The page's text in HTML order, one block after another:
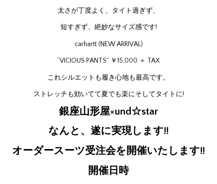
太さが丁度よく、タイト過ぎず、
短すぎず、絶妙なサイズ感です!
carhartt (NEW ARRIVAL)
“VICIOUS PANTS” ￥15,000 ＋ TAX
これシルエットも履き心地も最高です。
ストレッチも効いてて夏でも楽にそしてタイトに!
銀座山形屋×und☆star
なんと、遂に実現します!!
オーダースーツ受注会を開催いたします!!
開催日時